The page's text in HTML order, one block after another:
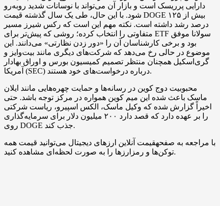
دارایی پرریسک است و بازار آن می‌تواند با نوسانات شدید روبه‌رو
شود. با این حال، طی یک سال گذشته قیمت DOGE بیش از ۱۲۵
درصد رشد داشته است. نکته مهم این است که رکس شیرز مسیر
متفاوتی را انتخاب کرده؛ روشی که پیش‌تر برای ETF سولانا موفق
بود و برخی کارشناسان آن را «دور زدن نظارتی» می‌دانند. این
موضوع در حالی رخ می‌دهد که شرکت‌های دیگری مانند بیت‌وایز و
گری‌اسکیل همچنان منتظر تصمیم کمیسیون بورس و اوراق بهادار
آمریکا (SEC) درباره درخواست‌های خود هستند.
محبوبیت دوج‌ کوین در رسانه‌ها و حمایت چهره‌هایی مانند ایلان
ماسک باعث شده این میم ‌کوین همواره در مرکز توجه باشد. حتی
اخیراً گزارش شده که وکیل ماسک، الکس اسپیرو، ریاست شرکتی
را بر عهده دارد که قصد دارد ۲۰۰ میلیون دلار برای سرمایه‌گذاری
روی DOGE جذب کند.
با مراجعه به صفحهقیمت آنلاین ارزهای دیجیتال می‌توانید قیمت همه
توکن‌ها و رمزارزها را به صورت لحظه‌ای مشاهده کنید.